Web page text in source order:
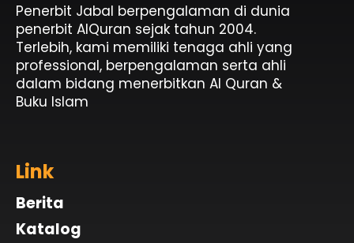
Penerbit Jabal berpengalaman di dunia
penerbit AlQuran sejak tahun 2004.
Terlebih, kami memiliki tenaga ahli yang
professional, berpengalaman serta ahli
dalam bidang menerbitkan Al Quran &
Buku Islam
Link
Berita
Katalog